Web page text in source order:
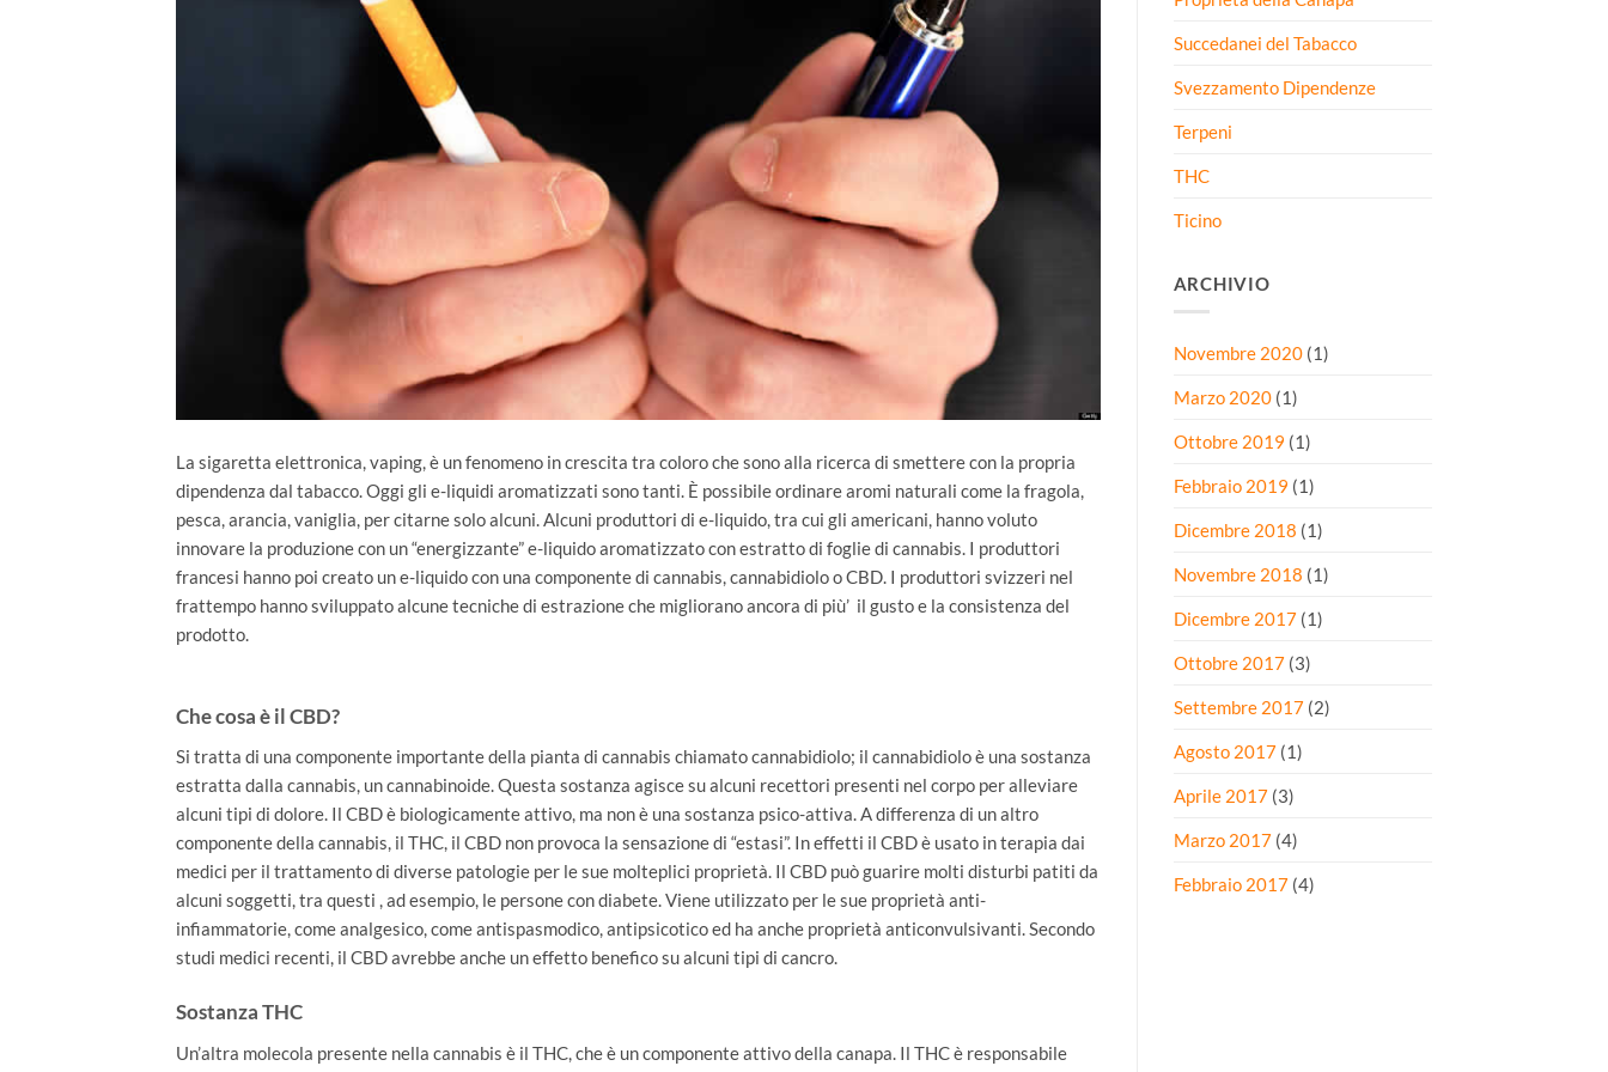
La sigaretta elettronica, vaping, è un fenomeno in crescita tra coloro che sono alla ricerca di smettere con la propria
dipendenza dal tabacco. Oggi gli e-liquidi aromatizzati sono tanti. È possibile ordinare aromi naturali come la fragola,
pesca, arancia, vaniglia, per citarne solo alcuni. Alcuni produttori di e-liquido, tra cui gli americani, hanno voluto
innovare la produzione con un “energizzante” e-liquido aromatizzato con estratto di foglie di cannabis. I produttori
francesi hanno poi creato un e-liquido con una componente di cannabis, cannabidiolo o CBD. I produttori svizzeri nel
frattempo hanno sviluppato alcune tecniche di estrazione che migliorano ancora di più’ il gusto e la consistenza del
prodotto.
Che cosa è il CBD?
Si tratta di una componente importante della pianta di cannabis chiamato cannabidiolo; il cannabidiolo è una sostanza
estratta dalla cannabis, un cannabinoide. Questa sostanza agisce su alcuni recettori presenti nel corpo per alleviare
alcuni tipi di dolore. Il CBD è biologicamente attivo, ma non è una sostanza psico-attiva. A differenza di un altro
componente della cannabis, il THC, il CBD non provoca la sensazione di “estasi”. In effetti il CBD è usato in terapia dai
medici per il trattamento di diverse patologie per le sue molteplici proprietà. Il CBD può guarire molti disturbi patiti da
alcuni soggetti, tra questi , ad esempio, le persone con diabete. Viene utilizzato per le sue proprietà anti-
infiammatorie, come analgesico, come antispasmodico, antipsicotico ed ha anche proprietà anticonvulsivanti. Secondo
studi medici recenti, il CBD avrebbe anche un effetto benefico su alcuni tipi di cancro.
Sostanza THC
Un’altra molecola presente nella cannabis è il THC, che è un componente attivo della canapa. Il THC è responsabile
Succedanei del Tabacco
Svezzamento Dipendenze
Terpeni
THC
Ticino
ARCHIVIO
Novembre 2020(1)
Marzo 2020(1)
Ottobre 2019 (1)
Febbraio 2019 (1)
Dicembre 2018 (1)
Novembre 2018 (1)
Dicembre 2017(1)
Ottobre 2017(3)
Settembre 2017(2)
Agosto 2017(1)
Aprile 2017(3)
Marzo 2017(4)
Febbraio 2017(4)